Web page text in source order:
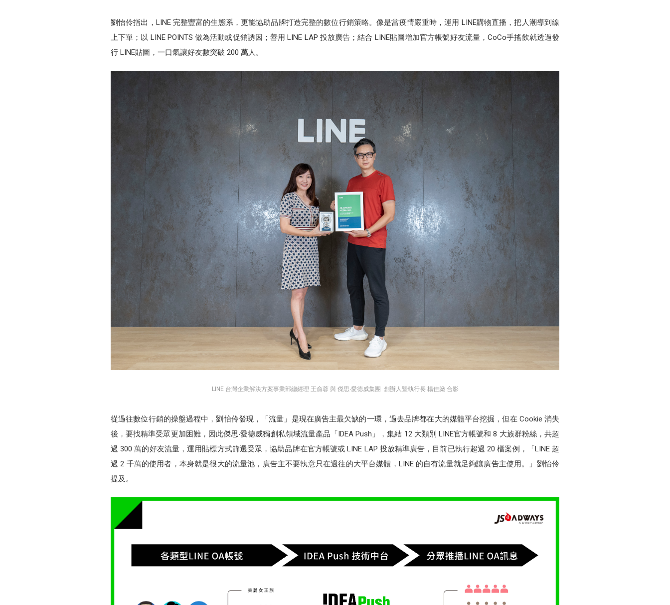
劉怡伶指出，LINE 完整豐富的生態系，更能協助品牌打造完整的數位行銷策略。像是當疫情嚴重時，運用 LINE購物直播，把人潮導到線
上下單；以 LINE POINTS 做為活動或促銷誘因；善用 LINE LAP 投放廣告；結合 LINE貼圖增加官方帳號好友流量，CoCo手搖飲就透過發
行 LINE貼圖，一口氣讓好友數突破 200 萬人。
LINE 台灣企業解決方案事業部總經理 王俞蓉 與 傑思‧愛德威集團 創辦人暨執行長 楊佳燊 合影
從過往數位行銷的操盤過程中，劉怡伶發現，「流量」是現在廣告主最欠缺的一環，過去品牌都在大的媒體平台挖掘，但在 Cookie 消失
後，要找精準受眾更加困難，因此傑思‧愛德威獨創私領域流量產品「IDEA Push」，集結 12 大類別 LINE官方帳號和 8 大族群粉絲，共超
過 300 萬的好友流量，運用貼標方式篩選受眾，協助品牌在官方帳號或 LINE LAP 投放精準廣告，目前已執行超過 20 檔案例，「LINE 超
過 2 千萬的使用者，本身就是很大的流量池，廣告主不要執意只在過往的大平台媒體，LINE 的自有流量就足夠讓廣告主使用。」劉怡伶
提及。